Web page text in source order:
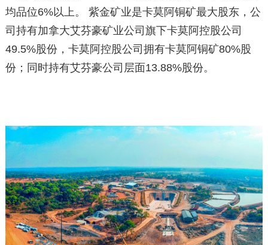
均品位6%以上。 紫金矿业是卡莫阿铜矿最大股东，公
司持有加拿大艾芬豪矿业公司旗下卡莫阿控股公司
49.5%股份，卡莫阿控股公司拥有卡莫阿铜矿80%股
份；同时持有艾芬豪公司层面13.88%股份。